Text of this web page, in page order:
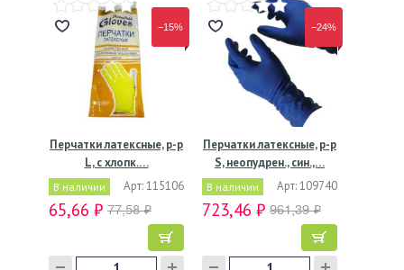
−15%
Перчатки латексные, р-р
L, с хлопк.…
В наличии Арт: 115106
65,66 ₽ 77,58 ₽
−24%
Перчатки латексные, р-р
S, неопудрен., син.,…
В наличии Арт: 109740
723,46 ₽ 961,39 ₽